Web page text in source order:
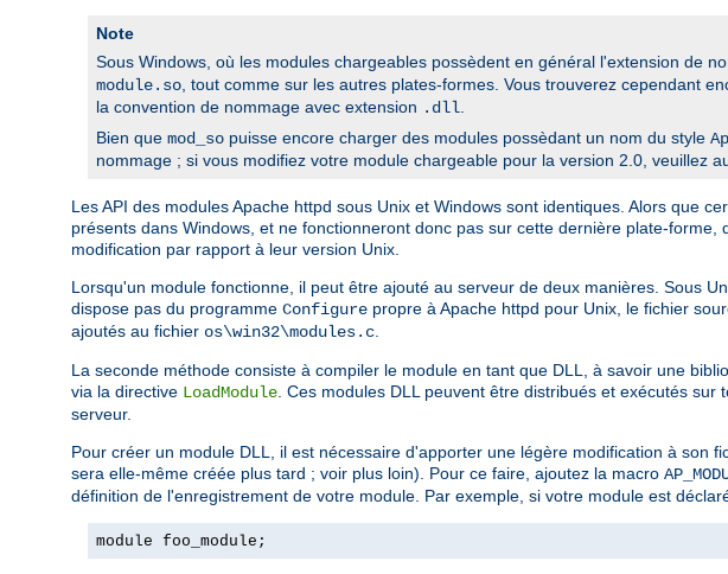
Note
Sous Windows, où les modules chargeables possèdent en général l'extension de
module.so , tout comme sur les autres plates-formes. Vous trouverez cependant
la convention de nommage avec extension .dll
Bien que mod_so puisse encore charger des modules possèdant un nom du style
nommage ; si vous modifiez votre module chargeable pour la version 2.0, veuillez
Les API des modules Apache httpd sous Unix et Windows sont identiques. Alors que
présents dans Windows, et ne fonctionneront donc pas sur cette dernière plate-
modification par rapport à leur version Unix.
Lorsqu'un module fonctionne, il peut être ajouté au serveur de deux manières. Sous
dispose pas du programme Configure propre à Apache httpd pour Unix, le fichier
ajoutés au fichier os\win32\modules.c
La seconde méthode consiste à compiler le module en tant que DLL, à savoir une
via la directive LoadModule . Ces modules DLL peuvent être distribués et exécutés
serveur.
Pour créer un module DLL, il est nécessaire d'apporter une légère modification à son
sera elle-même créée plus tard ; voir plus loin). Pour ce faire, ajoutez la macro
définition de l'enregistrement de votre module. Par exemple, si votre module est
module foo_module;